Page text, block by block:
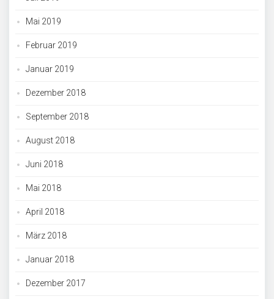
Mai 2019
Februar 2019
Januar 2019
Dezember 2018
September 2018
August 2018
Juni 2018
Mai 2018
April 2018
März 2018
Januar 2018
Dezember 2017